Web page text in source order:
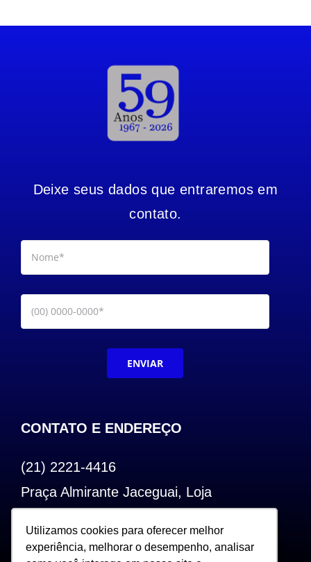
Utilizamos cookies para oferecer melhor
experiência, melhorar o desempenho, analisar
Utilizamos cookies para oferecer melhor
experiência, melhorar o desempenho, analisar
Deixe seus dados que entraremos em
contato.
ENVIAR
CONTATO E ENDEREÇO
(21) 2221-4416
Praça Almirante Jaceguai, Loja
CEP: 20.240-000